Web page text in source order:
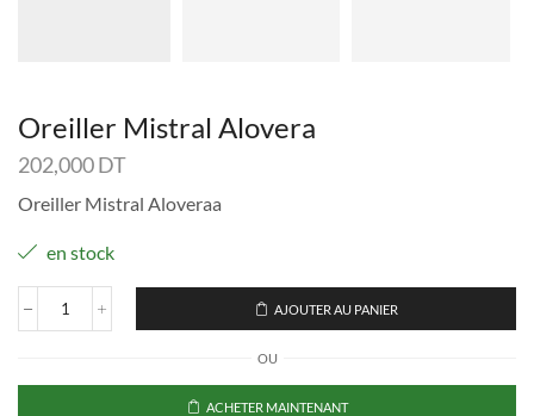
Oreiller Mistral Alovera
202,000DT
Oreiller Mistral Aloveraa
en stock
quantité
Mistral
AJOUTER AU PANIER
OU
ACHETER MAINTENANT